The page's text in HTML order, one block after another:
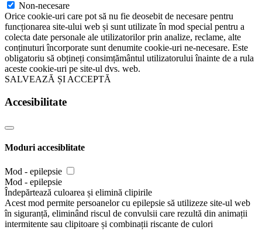
Non-necesare
Orice cookie-uri care pot să nu fie deosebit de necesare pentru
funcționarea site-ului web și sunt utilizate în mod special pentru a
colecta date personale ale utilizatorilor prin analize, reclame, alte
conținuturi încorporate sunt denumite cookie-uri ne-necesare. Este
obligatoriu să obțineți consimțământul utilizatorului înainte de a rula
aceste cookie-uri pe site-ul dvs. web.
SALVEAZĂ ȘI ACCEPTĂ
Accesibilitate
Moduri accesiblitate
Mod - epilepsie
Mod - epilepsie
Îndepărtează culoarea și elimină clipirile
Acest mod permite persoanelor cu epilepsie să utilizeze site-ul web
în siguranță, eliminând riscul de convulsii care rezultă din animații
intermitente sau clipitoare și combinații riscante de culori